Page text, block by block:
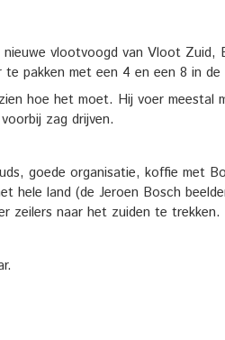
vlootvoogd van Vloot Zuid,
pakken met een 4 en een 8 in
hoe het moet. Hij voer meestal
zag drijven.
goede organisatie, koffie met
hele land (de Jeroen Bosch
zeilers naar het zuiden te trekken.